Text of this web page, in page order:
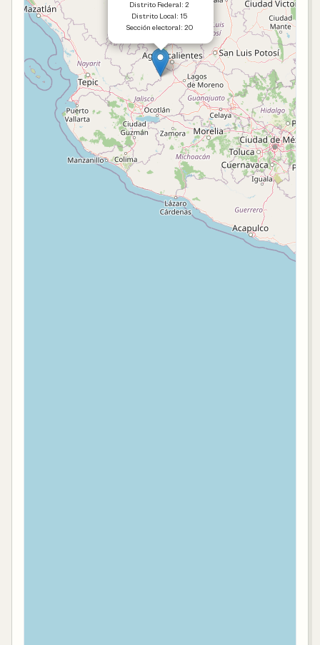
Distrito Federal: 2
Distrito Local: 15
Sección electoral: 20